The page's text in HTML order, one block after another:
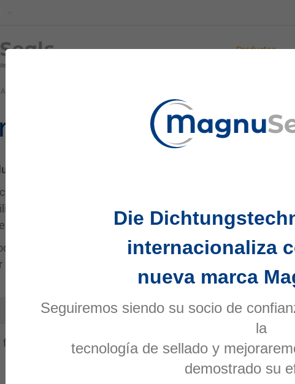
Productos
Accesorios
de sellado mediante medios técnicos
montaje y mantenimiento óptimos de las soluciones
y consumibles de alta calidad. Estos productos
y el mantenimiento, y contribuyen al funcionamiento
auxiliares para soluciones de sellado permite
hasta el sellado final.
1-10 out of239results found in 0.001
Article
Die
internacionaliza
nueva marca
Seguiremos siendo su socio de
la
tecnología de sellado y
demostrado su